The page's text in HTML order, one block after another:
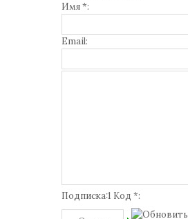
Имя *:
Email:
Подписка:1 Код *: